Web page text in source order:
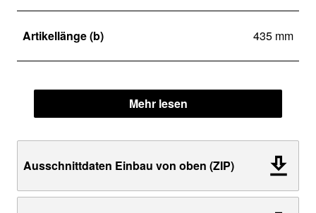
Artikellänge (b) 435 mm
Mehr lesen
Ausschnittdaten Einbau von oben (ZIP)